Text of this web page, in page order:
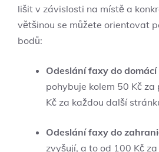
lišit v závislosti na místě a
většinou se můžete orientovat
bodů:
Odeslání faxy do domácí
pohybuje kolem 50 Kč
Kč za každou další
Odeslání faxy do
zvyšují, a to od 100 Kč